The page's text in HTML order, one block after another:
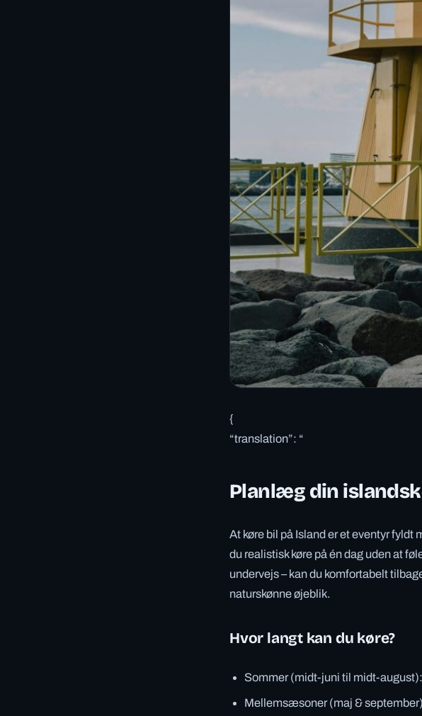
{
“translation”: “
Planlæg din
At køre bil på Island er et eventyr fyldt
du realistisk køre på én dag uden at
undervejs – kan du komfortabelt
naturskønne øjeblik.
Hvor langt kan du køre?
Sommer (midt-juni til midt-
Mellemsæsoner (maj &